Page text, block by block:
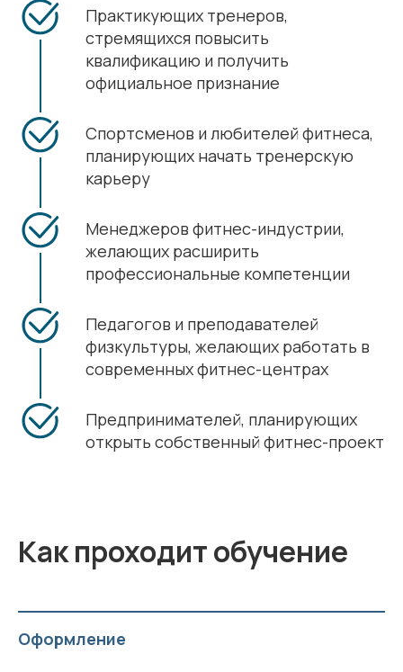
Практикующих тренеров,
стремящихся повысить
квалификацию и получить
официальное признание
Спортсменов и любителей фитнеса,
планирующих начать тренерскую
карьеру
Менеджеров фитнес-индустрии,
желающих расширить
профессиональные компетенции
Педагогов и преподавателей
физкультуры, желающих работать в
современных фитнес-центрах
Предпринимателей, планирующих
открыть собственный фитнес-проект
Как проходит обучение
Оформление